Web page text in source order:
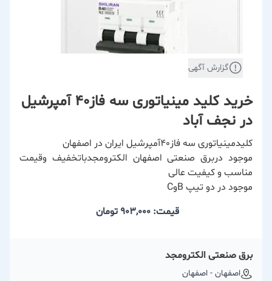
گزارش آگهی
خرید کلید مینیاتوری سه فاز40 آمپرشیل
در نجف آباد
کلیدمینیاتوری سه فاز40آمپرشیل ایران در اصفهان
موجود دربرق صنعتی اصفهان الکترومجدباتخفیف وقیمت
مناسب و کیفیت عالی
موجود در دو تیپ BوC
قیمت: 903,000
تومان
برق صنعتی الکترومجد
اصفهان - اصفهان